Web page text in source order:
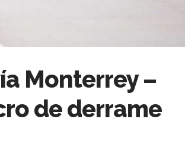
Monterrey –
de derrame